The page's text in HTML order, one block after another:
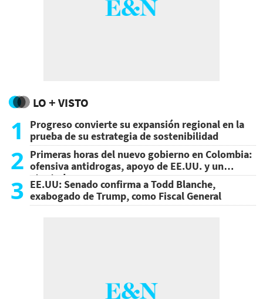
LO + VISTO
1
Progreso convierte su expansión regional en la
prueba de su estrategia de sostenibilidad
2 Primeras horas del nuevo gobierno en Colombia:
ofensiva antidrogas, apoyo de EE.UU. y un
atentado
3 EE.UU: Senado confirma a Todd Blanche,
exabogado de Trump, como Fiscal General